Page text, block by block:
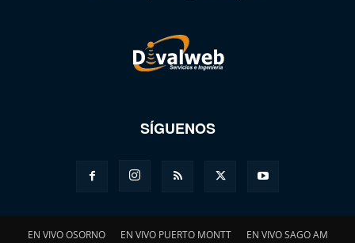
SÍGUENOS
EN VIVO OSORNO EN VIVO PUERTO MONTT EN VIVO SAGO AM